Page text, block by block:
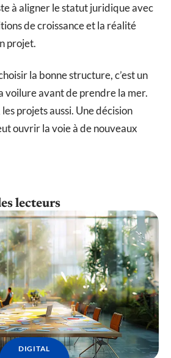
à aligner le statut juridique avec
de croissance et la réalité
projet.
la bonne structure, c’est un
voilure avant de prendre la mer.
projets aussi. Une décision
ouvrir la voie à de nouveaux
lecteurs
DIGITAL